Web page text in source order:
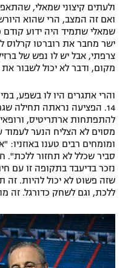
מדיניות פרטיות
תקנון פעילות ספורט 1
רשיון להקרנה פומבית
הצטרפות לחבילת
לוח דרושים – ג'ובנט
תגיות
אומנויות לחימה
גיימינג E-Sports
ולעתים קיצוני שמאלי,
ואם זה המצב, הרי שהוא
שמאלי שתמיד היה ידוע קודם
ישר מחבר את רוברטו קרלוס
צרפתי, אבל יש לו נפש של
מקום, ודבר לא יכול לשבור את
והרי אתגרים היו לו בשפע,
14. הפציעה נראתה תחילה
להתפתחות ארתריטיס,
מסוים לא הצליח הנער לעמוד
ומומחים רבים טענו באוזניו:
סביר שכלל לא תחזור ללכת".
נזכר בדיעבד בתקופה זו עם
שזה פשוט לא יכול להיות. זה
ללכת, וגם לשחק כדורגל. זה